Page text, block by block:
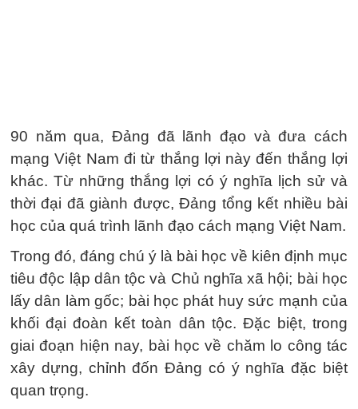
90 năm qua, Đảng đã lãnh đạo và đưa cách
mạng Việt Nam đi từ thắng lợi này đến thắng lợi
khác. Từ những thắng lợi có ý nghĩa lịch sử và
thời đại đã giành được, Đảng tổng kết nhiều bài
học của quá trình lãnh đạo cách mạng Việt Nam.
Trong đó, đáng chú ý là bài học về kiên định mục
tiêu độc lập dân tộc và Chủ nghĩa xã hội; bài học
lấy dân làm gốc; bài học phát huy sức mạnh của
khối đại đoàn kết toàn dân tộc. Đặc biệt, trong
giai đoạn hiện nay, bài học về chăm lo công tác
xây dựng, chỉnh đốn Đảng có ý nghĩa đặc biệt
quan trọng.